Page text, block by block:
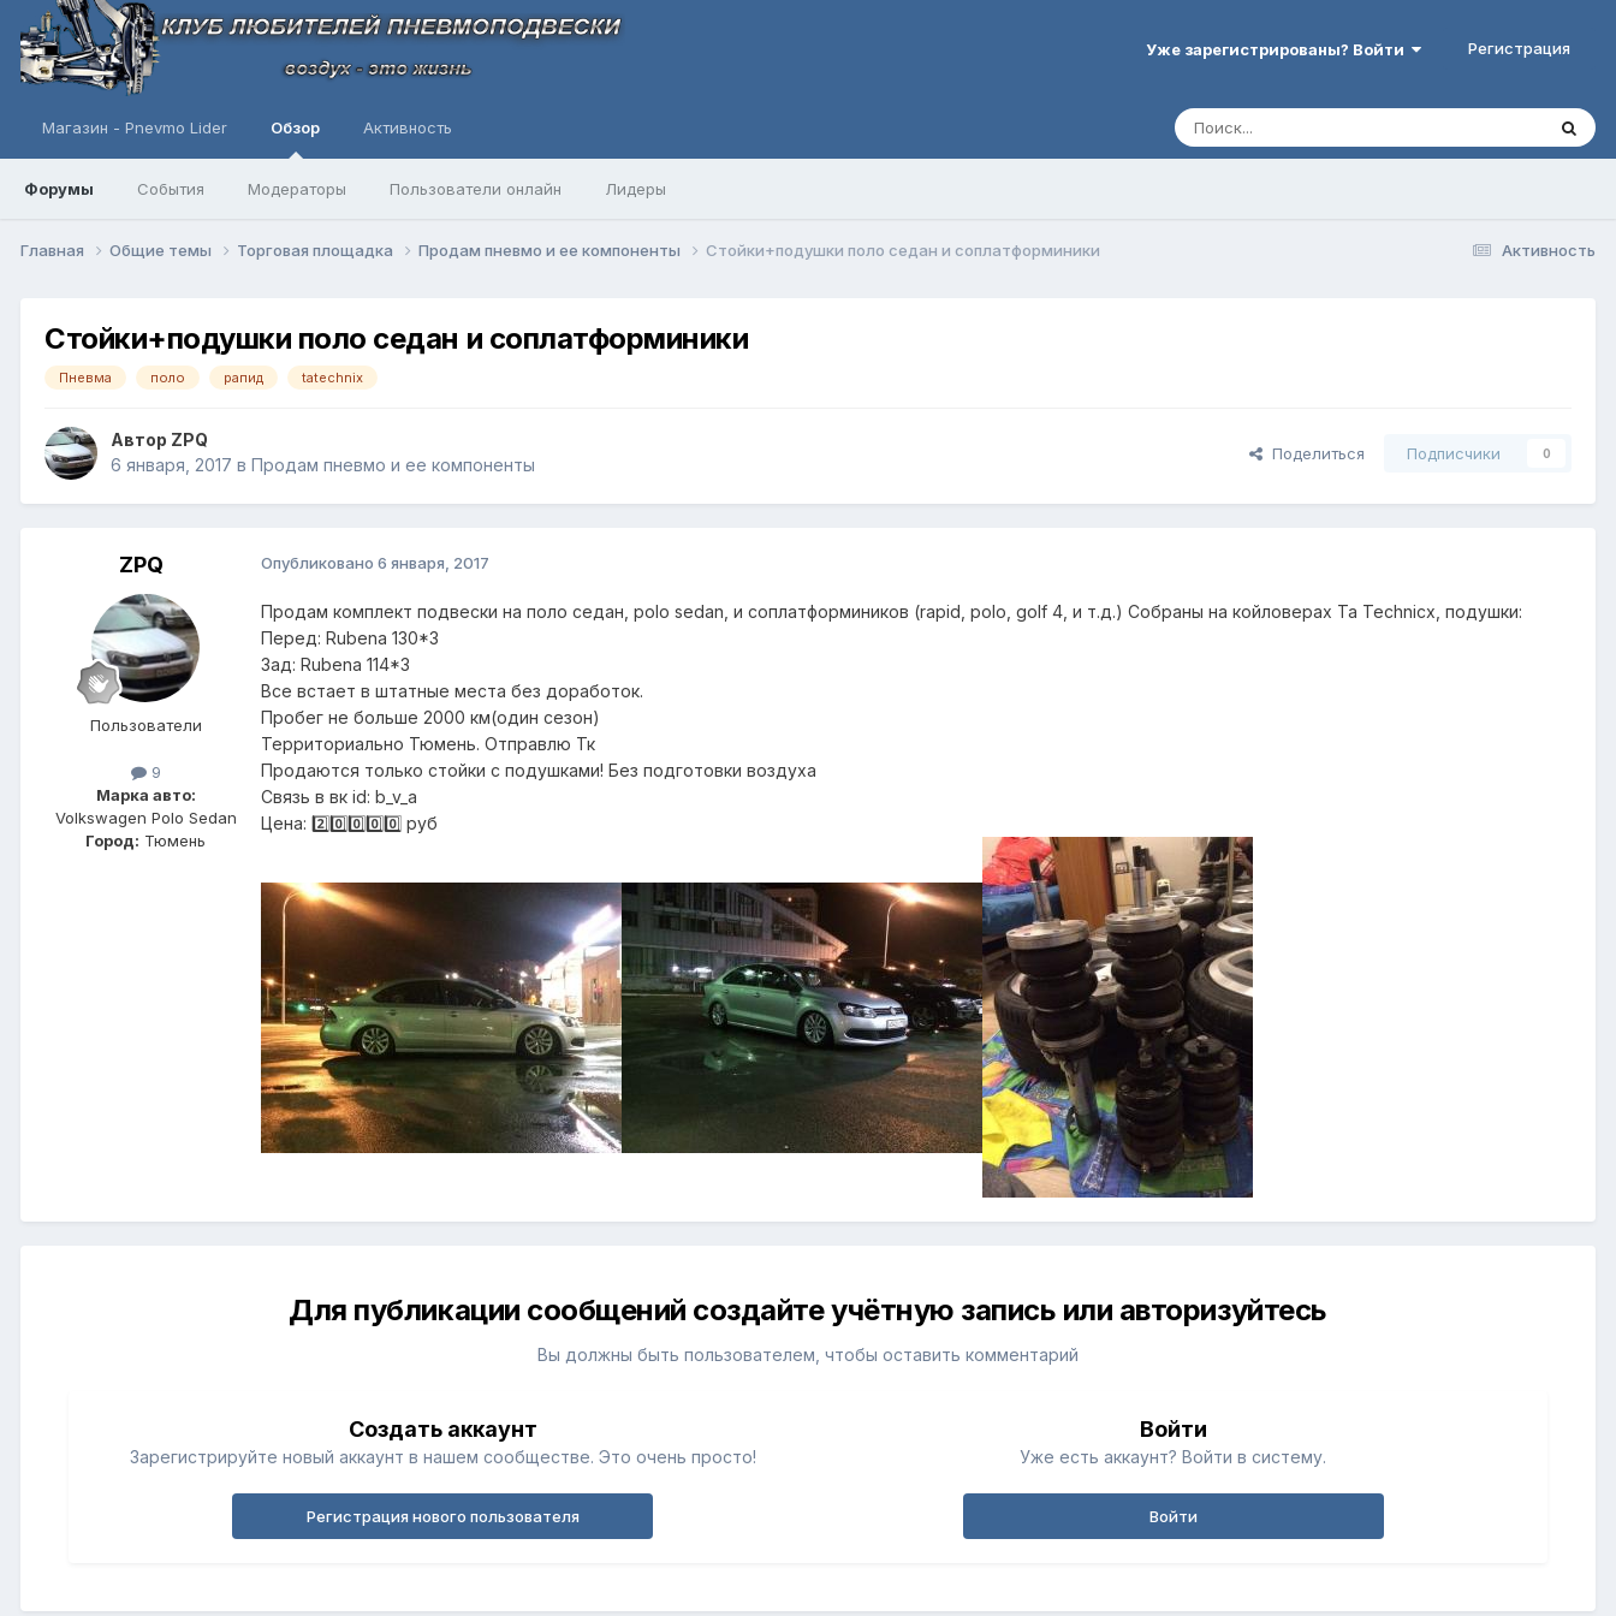
Уже зарегистрированы? Войти Регистрация
Магазин - Pnevmo Lider Обзор
Форумы События Модераторы Пользователи онлайн Лидеры
Активность
Активность
Главная Общие темы Торговая площадка Продам пневмо и ее компоненты Стойки+подушки поло седан и соплатформиники
Стойки+подушки поло седан и соплатформиники
Пневма поло рапид tatechnix
Автор ZPQ
6 января, 2017 в Продам пневмо и ее компоненты
Поделиться Подписчики 0
ZPQ
Пользователи
9
Марка авто:
Volkswagen Polo Sedan
Город: Тюмень
Опубликовано 6 января, 2017
Продам комплект подвески на поло седан, polo sedan, и соплатформиников (rapid, polo, golf 4, и т.д.) Собраны на койловерах Ta Technicx, подушки:
Перед: Rubena 130*3
Зад: Rubena 114*3
Все встает в штатные места без доработок.
Пробег не больше 2000 км(один сезон)
Территориально Тюмень. Отправлю Тк
Продаются только стойки с подушками! Без подготовки воздуха
Связь в вк id: b_v_a
Цена: 2️⃣0️⃣0️⃣0️⃣0️⃣ руб
Для публикации сообщений создайте учётную запись или авторизуйтесь
Вы должны быть пользователем, чтобы оставить комментарий
Создать аккаунт
Зарегистрируйте новый аккаунт в нашем сообществе. Это очень просто!
Регистрация нового пользователя
Войти
Уже есть аккаунт? Войти в систему.
Войти